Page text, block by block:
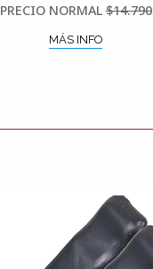
PRECIO NORMAL$14.790
MÁS INFO